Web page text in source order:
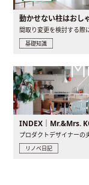
基礎知識
リノベ日記